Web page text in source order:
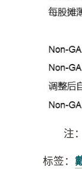
注
标签：